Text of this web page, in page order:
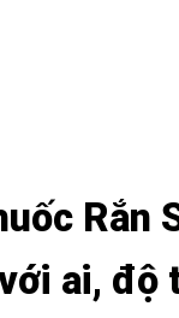
Rắn
ai, độ